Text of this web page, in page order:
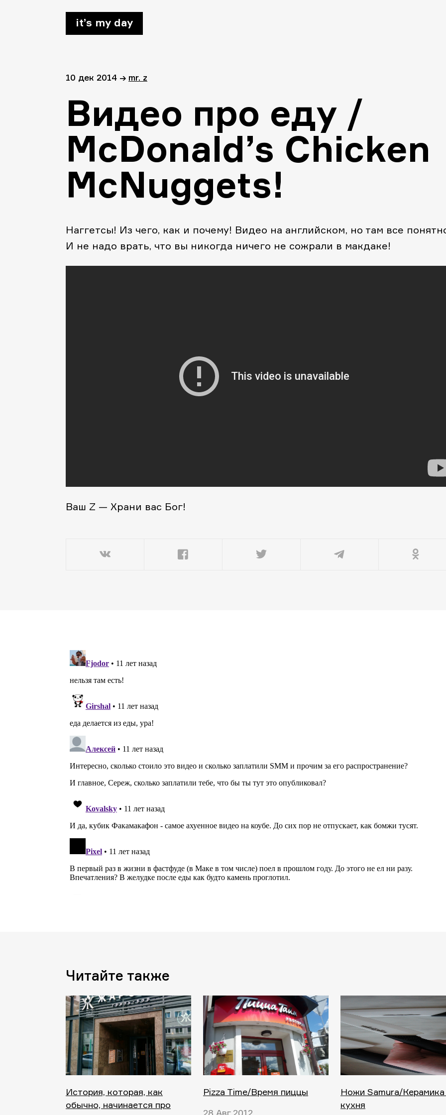
it’s my day
10 дек 2014 → mr. z
Видео про еду /
McDonald’s Chicken
McNuggets!
Наггетсы! Из чего, как и почему! Видео на английском, но там все
И не надо врать, что вы никогда ничего не сожрали в макдаке!
Ваш Z — Храни вас Бог!
Читайте также
История, которая, как
обычно, начинается про
Pizza Time/Время пиццы
28 Авг 2012
Ножи Samura/Керамика
кухня